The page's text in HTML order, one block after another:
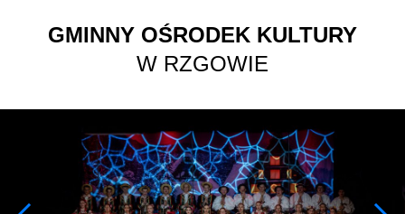
GMINNY OŚRODEK KULTURY
W RZGOWIE